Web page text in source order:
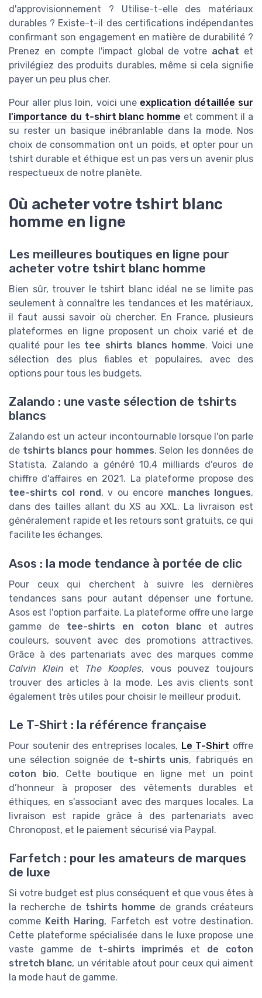
d'approvisionnement ? Utilise-t-elle des matériaux
durables ? Existe-t-il des certifications indépendantes
confirmant son engagement en matière de durabilité ?
Prenez en compte l'impact global de votre achat et
privilégiez des produits durables, même si cela signifie
payer un peu plus cher.
Pour aller plus loin, voici une explication détaillée sur
l'importance du t-shirt blanc homme et comment il a
su rester un basique inébranlable dans la mode. Nos
choix de consommation ont un poids, et opter pour un
tshirt durable et éthique est un pas vers un avenir plus
respectueux de notre planète.
Où acheter votre tshirt blanc
homme en ligne
Les meilleures boutiques en ligne pour
acheter votre tshirt blanc homme
Bien sûr, trouver le tshirt blanc idéal ne se limite pas
seulement à connaître les tendances et les matériaux,
il faut aussi savoir où chercher. En France, plusieurs
plateformes en ligne proposent un choix varié et de
qualité pour les tee shirts blancs homme. Voici une
sélection des plus fiables et populaires, avec des
options pour tous les budgets.
Zalando : une vaste sélection de tshirts
blancs
Zalando est un acteur incontournable lorsque l'on parle
de tshirts blancs pour hommes. Selon les données de
Statista, Zalando a généré 10,4 milliards d'euros de
chiffre d'affaires en 2021. La plateforme propose des
tee-shirts col rond , v ou encore manches longues,
dans des tailles allant du XS au XXL. La livraison est
généralement rapide et les retours sont gratuits, ce qui
facilite les échanges.
Asos : la mode tendance à portée de clic
Pour ceux qui cherchent à suivre les dernières
tendances sans pour autant dépenser une fortune,
Asos est l'option parfaite. La plateforme offre une large
gamme de tee-shirts en coton blancet autres
couleurs, souvent avec des promotions attractives.
Grâce à des partenariats avec des marques comme
Calvin Klein et The Kooples, vous pouvez toujours
trouver des articles à la mode. Les avis clients sont
également très utiles pour choisir le meilleur produit.
Le T-Shirt : la référence française
Pour soutenir des entreprises locales, Le T-Shirt offre
une sélection soignée de t-shirts unis, fabriqués en
coton bio. Cette boutique en ligne met un point
d’honneur à proposer des vêtements durables et
éthiques, en s'associant avec des marques locales. La
livraison est rapide grâce à des partenariats avec
Chronopost, et le paiement sécurisé via Paypal.
Farfetch : pour les amateurs de marques
de luxe
Si votre budget est plus conséquent et que vous êtes à
la recherche de tshirts homme de grands créateurs
comme Keith Haring, Farfetch est votre destination.
Cette plateforme spécialisée dans le luxe propose une
vaste gamme de t-shirts imprimés et de coton
stretch blanc, un véritable atout pour ceux qui aiment
la mode haut de gamme.